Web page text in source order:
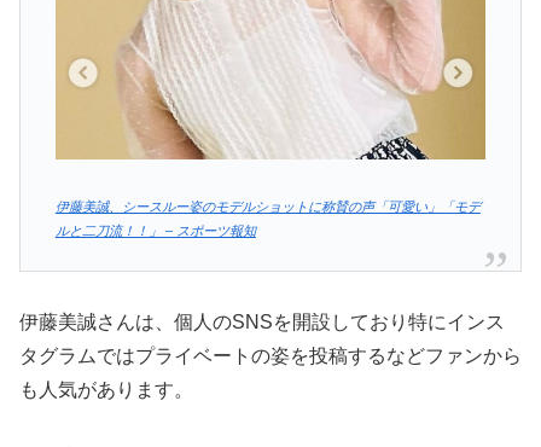
伊藤美誠、シースルー姿のモデルショットに称賛の声「可愛い」「モデ
ルと二刀流！！」 – スポーツ報知
伊藤美誠さんは、個人のSNSを開設しており特にインス
タグラムではプライベートの姿を投稿するなどファンから
も人気があります。